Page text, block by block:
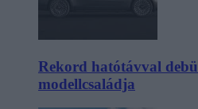
Rekord hatótávval
modellcsaládja